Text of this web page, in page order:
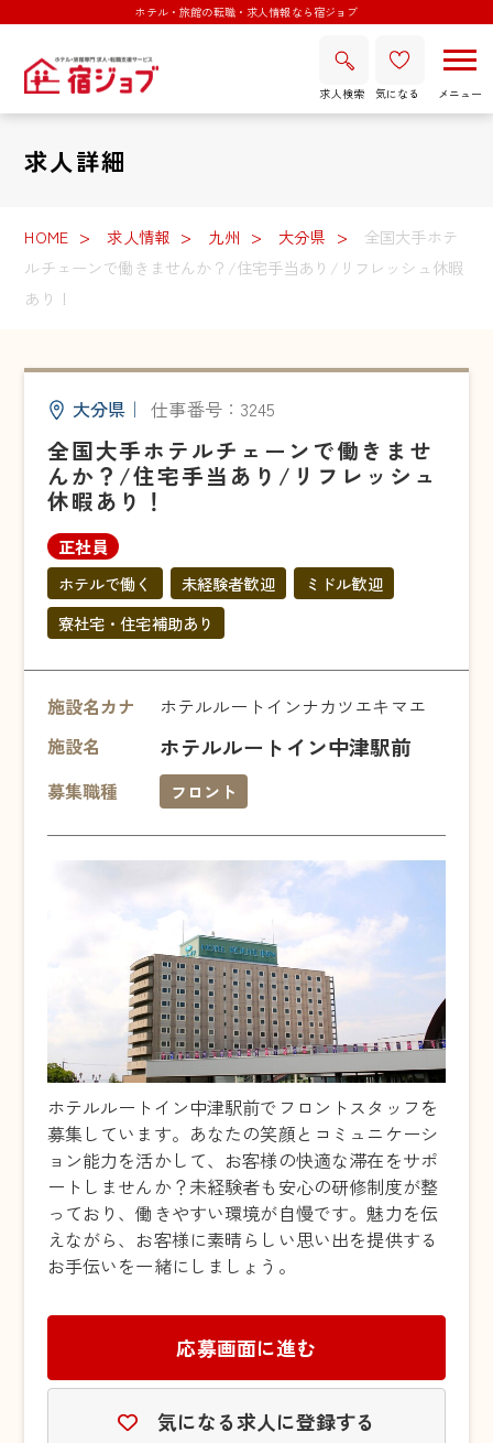
ホテル・旅館の転職・求人情報なら宿ジョブ
求人検索 気になる
求人詳細
HOME 求人情報 九州 大分県
全国大手ホテ
ルチェーンで働きませんか？/住宅手当あり/リフレッシュ休暇
あり！
大分県 ｜ 仕事番号：3245
全国大手ホテルチェーンで働きませ
んか？/住宅手当あり/リフレッシュ
休暇あり！
正社員
ホテルで働く 未経験者歓迎
ミドル歓迎
寮社宅・住宅補助あり
施設名カナ
ホテルルートインナカツエキマエ
施設名
ホテルルートイン中津駅前
募集職種 フロント
ホテルルートイン中津駅前でフロントスタッフを
募集しています。あなたの笑顔とコミュニケーシ
ョン能力を活かして、お客様の快適な滞在をサポ
ートしませんか？未経験者も安心の研修制度が整
っており、働きやすい環境が自慢です。魅力を伝
えながら、お客様に素晴らしい思い出を提供する
お手伝いを一緒にしましょう。
応募画面に進む
気になる求人に登録する